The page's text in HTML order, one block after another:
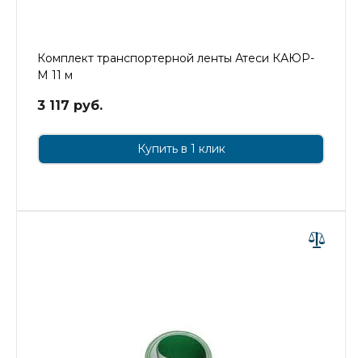
Комплект транспортерной ленты Атеси КАЮР-
М 11 м
3 117 руб.
Купить в 1 клик